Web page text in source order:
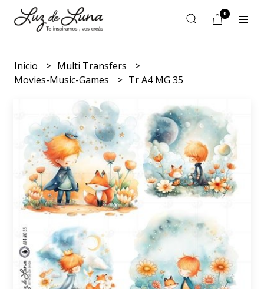
0
Inicio
Multi Transfers
Movies-Music-Games
Tr A4 MG 35